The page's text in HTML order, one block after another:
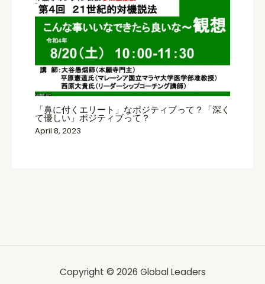
「鼻に付くエリート」なポジティブって？「深く
て優しい」ポジティブって？
April 8, 2023
Copyright © 2026 Global Leaders